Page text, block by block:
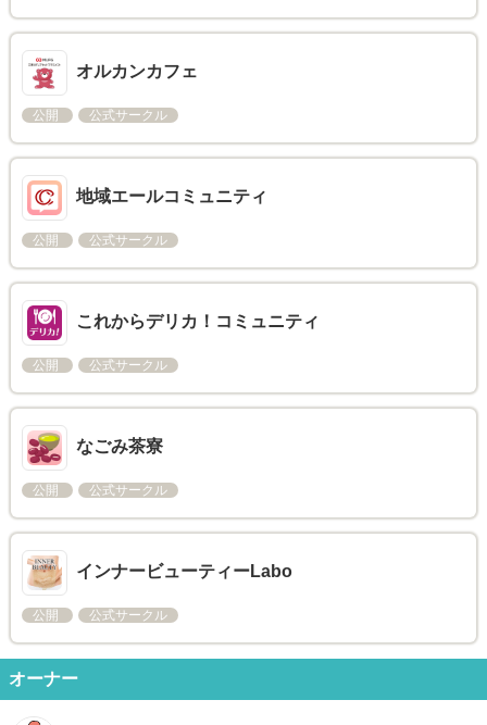
オルカンカフェ
公開 公式サークル
地域エールコミュニティ
公開 公式サークル
これからデリカ！コミュニティ
公開 公式サークル
なごみ茶寮
公開 公式サークル
インナービューティーLabo
公開 公式サークル
オーナー